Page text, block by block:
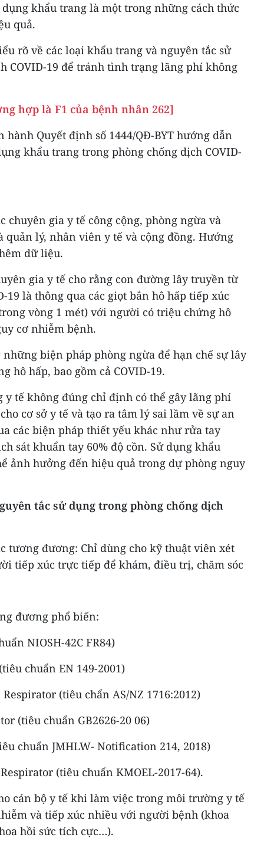
dụng khẩu trang là một trong những cách thức
quả.
rõ về các loại khẩu trang và nguyên tắc sử
COVID-19 để tránh tình trạng lãng phí không
hợp là F1 của bệnh nhân 262]
hành Quyết định số 1444/QĐ-BYT hướng dẫn
khẩu trang trong phòng chống dịch COVID-
chuyên gia y tế công cộng, phòng ngừa và
lý, nhân viên y tế và cộng đồng. Hướng
dữ liệu.
gia y tế cho rằng con đường lây truyền từ
19 là thông qua các giọt bắn hô hấp tiếp xúc
vòng 1 mét) với người có triệu chứng hô
cơ nhiễm bệnh.
biện pháp phòng ngừa để hạn chế sự lây
hô hấp, bao gồm cả COVID-19.
y tế không đúng chỉ định có thể gây lãng phí
cơ sở y tế và tạo ra tâm lý sai lầm về sự an
các biện pháp thiết yếu khác như rửa tay
sát khuẩn tay 60% độ cồn. Sử dụng khẩu
ảnh hưởng đến hiệu quả trong dự phòng nguy
tắc sử dụng trong phòng chống dịch
tương đương: Chỉ dùng cho kỹ thuật viên xét
tiếp xúc trực tiếp để khám, điều trị, chăm sóc
đương phổ biến:
NIOSH-42C FR84)
chuẩn EN 149-2001)
(tiêu chẩn AS/NZ 1716:2012)
(tiêu chuẩn GB2626-20 06)
chuẩn JMHLW- Notification 214, 2018)
(tiêu chuẩn KMOEL-2017-64).
cán bộ y tế khi làm việc trong môi trường y tế
và tiếp xúc nhiều với người bệnh (khoa
hồi sức tích cực…).